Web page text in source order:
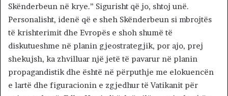
Skënderbeun në krye.” Sigurisht që jo, shtoj unë.
Personalisht, idenë që e sheh Skënderbeun si mbrojtës
të krishterimit dhe Evropës e shoh shumë të
diskutueshme në planin gjeostrategjik, por ajo, prej
shekujsh, ka zhvilluar një jetë të pavarur në planin
propagandistik dhe është në përputhje me elokuencën
e lartë dhe figuracionin e zgjedhur të Vatikanit për